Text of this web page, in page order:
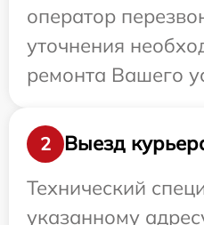
оператор
уточнения
ремонта Вашего
2
Выезд
Технический
указанному